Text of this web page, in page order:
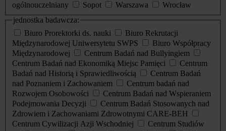
ogólnouczelniany
Sopot Warszawa
Wrocław
jednostka badawcza:
Biuro Prorektorki ds. nauki
Biuro Rekrutacji
Międzynarodowej Uniwersytetu SWPS
Biuro Współpracy
Międzynarodowej
Centrum Badań nad Bullyingiem
Centrum Badań nad Ekonomiką Miejsc Pamięci
Centrum
Badań nad Historią i Sprawiedliwością
Centrum Badań
nad Poznaniem i Zachowaniem
Centrum badań nad
Rozwojem Osobowości
Centrum Badań nad Wspieraniem
Podejmowania Decyzji
Centrum Badań Stosowanych nad
Zdrowiem i Zachowaniami Zdrowotnymi CARE-BEH
Centrum Cywilizacji Azji Wschodniej
Centrum Studiów